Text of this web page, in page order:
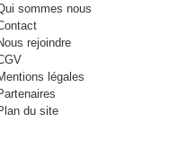
sommes nous
rejoindre
légales
du site